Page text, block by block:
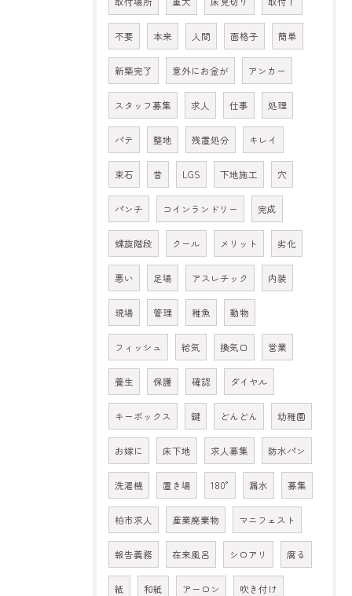
不要 本来 人間 面格子 簡単
新築完了 意外にお金が アンカー
スタッフ募集 求人 仕事 処理
パテ 整地 残置処分 キレイ
束石 昔 LGS 下地施工 穴
パンチ コインランドリー 完成
螺旋階段 クール メリット 劣化
悪い 足場 アスレチック 内装
現場 管理 稚魚 動物
フィッシュ 給気 換気口 営業
養生 保護 確認 ダイヤル
キーボックス 鍵 どんどん 幼稚園
お嫁に 床下地 求人募集 防水パン
洗濯機 置き場 180° 漏水 募集
柏市求人 産業廃棄物 マニフェスト
報告義務 在来風呂 シロアリ 腐る
紙 和紙 アーロン 吹き付け